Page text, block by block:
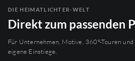
DIE HEIMATLICHTER-WELT
Direkt zum passenden
Für Unternehmen, Motive, 360°-Touren
eigene Einstiege.